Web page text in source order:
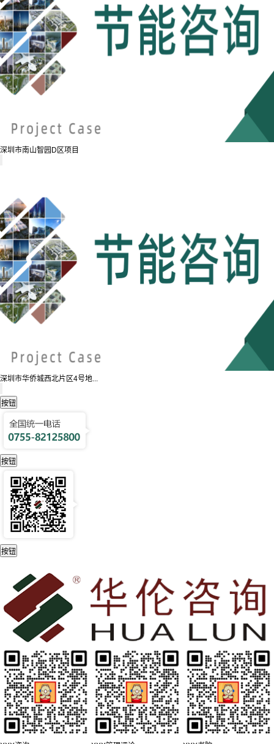
深圳市南山智园D区项目
深圳市华侨城西北片区4号地...